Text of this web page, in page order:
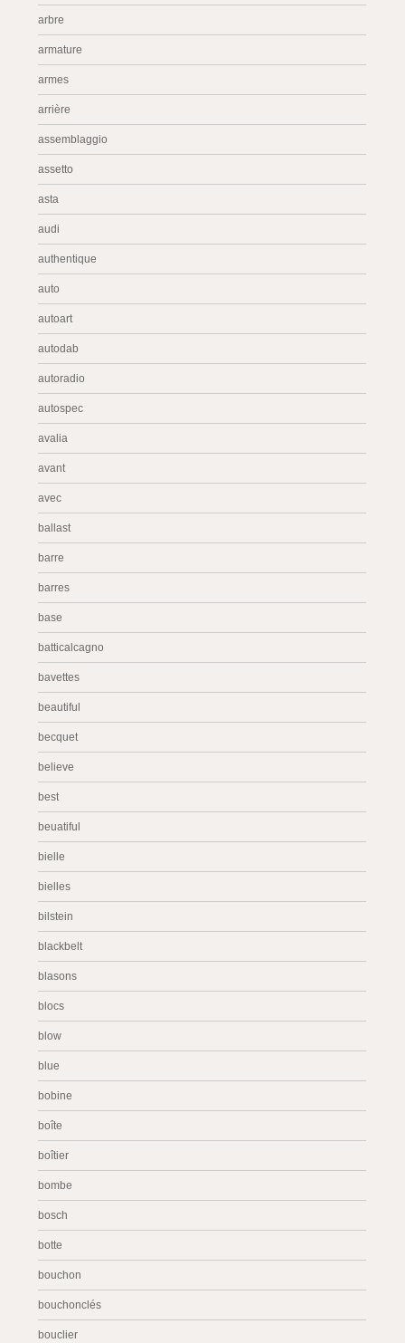
arbre
armature
armes
arrière
assemblaggio
assetto
asta
audi
authentique
auto
autoart
autodab
autoradio
autospec
avalia
avant
avec
ballast
barre
barres
base
batticalcagno
bavettes
beautiful
becquet
believe
best
beuatiful
bielle
bielles
bilstein
blackbelt
blasons
blocs
blow
blue
bobine
boîte
boîtier
bombe
bosch
botte
bouchon
bouchonclés
bouclier